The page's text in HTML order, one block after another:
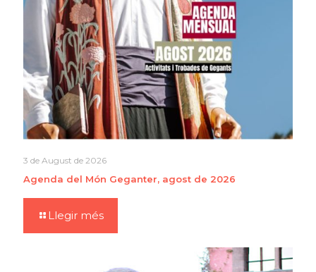
3 de August de 2026
Agenda del Món Geganter, agost de 2026
Llegir més